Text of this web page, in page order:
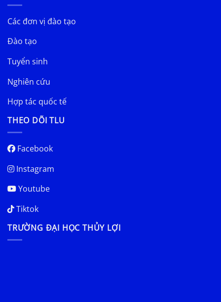
Các đơn vị đào tạo
Đào tạo
Tuyển sinh
Nghiên cứu
Hợp tác quốc tế
THEO DÕI TLU
Facebook
Instagram
Youtube
Tiktok
TRƯỜNG ĐẠI HỌC THỦY LỢI